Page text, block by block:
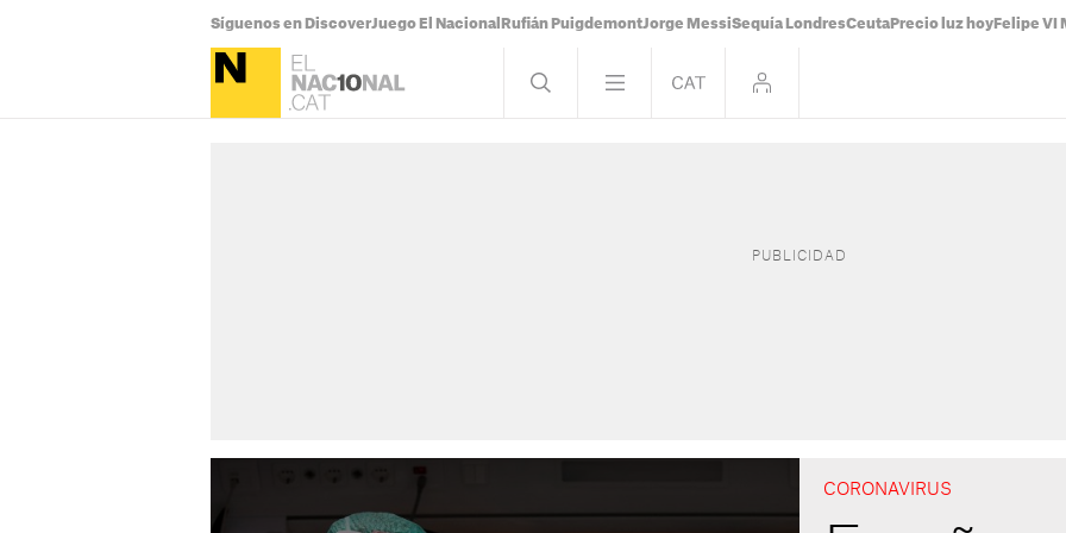
Síguenos en DiscoverJuego El Nacional Rufián PuigdemontJorge MessiSequía LondresCeuta Precio luz hoy Felipe VI
CORONAVIRUS